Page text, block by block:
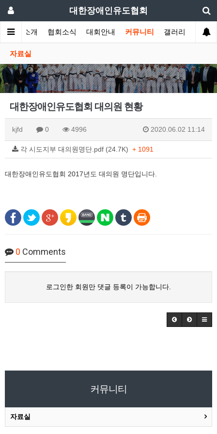
대한장애인유도협회
협회소개 협회소식 대회안내 커뮤니티 갤러리
자료실
대한장애인유도협회 대의원 현황
kjfd 0 4996 2020.06.02 11:14
각 시도지부 대의원명단.pdf (24.7K) + 1091
대한장애인유도협회 2017년도 대의원 명단입니다.
0 Comments
로그인한 회원만 댓글 등록이 가능합니다.
커뮤니티
자료실